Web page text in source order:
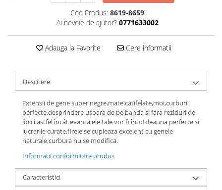
Cod Produs: 8619-8659
Ai nevoie de ajutor? 0771633002
Adauga la Favorite Cere informatii
Descriere
Extensii de gene super negre,mate,catifelate,moi,curburi
perfecte,desprindere usoara de pe banda si fara reziduri de
lipici astfel încât evantaiele tale vor fi întotdeauna perfecte si
lucrarile curate,firele se cupleaza excelent cu genele
naturale,curbura nu se modifica.
Informatii conformitate produs
Caracteristici